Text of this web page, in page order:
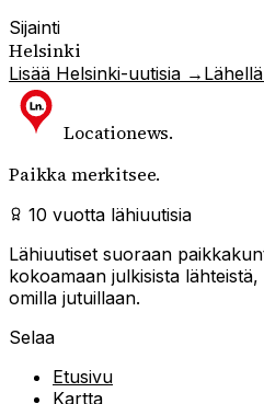
Sijainti
Helsinki
Lisää Helsinki-uutisia →
Locationews.
Paikka merkitsee.
10 vuotta lähiuutisia
Lähiuutiset suoraan
kokoamaan julkisista
omilla jutuillaan.
Selaa
Etusivu
Kartta